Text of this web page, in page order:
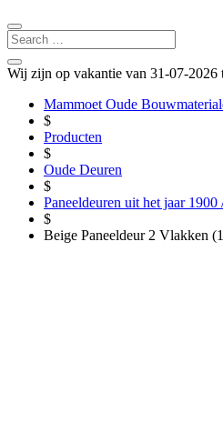
Wij zijn op vakantie van 31-07-2026
Mammoet Oude
$
Producten
$
Oude Deuren
$
Paneeldeuren uit het jaar 1900
$
Beige Paneeldeur 2 Vlakken